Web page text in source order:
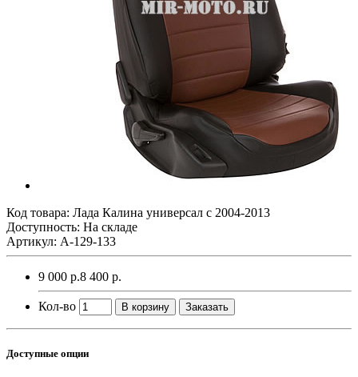
Код товара: Лада Калина универсал с 2004-2013
Доступность: На складе
Артикул: A-129-133
9 000 р.8 400 р.
Кол-во В корзину Заказать
Доступные опции